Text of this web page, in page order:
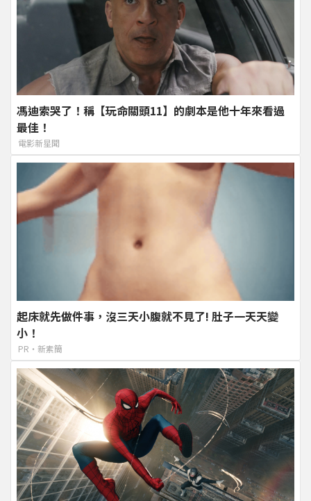
馮迪索哭了！稱【玩命關頭11】的劇本是他十年來看過
最佳！
電影新星聞
起床就先做件事，沒三天小腹就不見了! 肚子一天天變
小！
PR・新素簡